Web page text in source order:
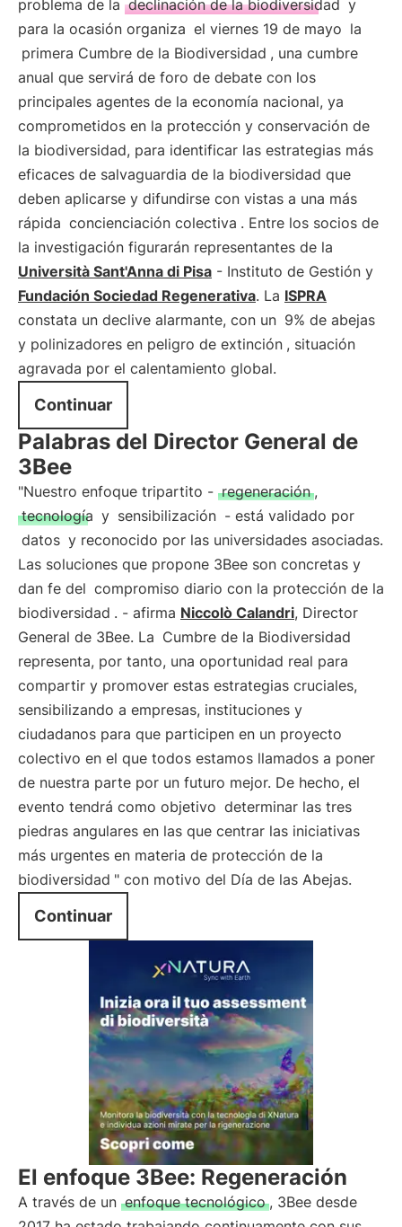
problema de la declinación de la biodiversidad y
para la ocasión organiza el viernes 19 de mayo la
primera Cumbre de la Biodiversidad , una cumbre
anual que servirá de foro de debate con los
principales agentes de la economía nacional, ya
comprometidos en la protección y conservación de
la biodiversidad, para identificar las estrategias más
eficaces de salvaguardia de la biodiversidad que
deben aplicarse y difundirse con vistas a una más
rápida concienciación colectiva . Entre los socios de
la investigación figurarán representantes de la
Università Sant'Anna di Pisa - Instituto de Gestión y
Fundación Sociedad Regenerativa. La ISPRA
constata un declive alarmante, con un 9% de abejas
y polinizadores en peligro de extinción , situación
agravada por el calentamiento global.
Continuar
Palabras del Director General de
3Bee
"Nuestro enfoque tripartito - regeneración ,
tecnología y sensibilización - está validado por
datos y reconocido por las universidades asociadas.
Las soluciones que propone 3Bee son concretas y
dan fe del compromiso diario con la protección de la
biodiversidad . - afirma Niccolò Calandri, Director
General de 3Bee. La Cumbre de la Biodiversidad
representa, por tanto, una oportunidad real para
compartir y promover estas estrategias cruciales,
sensibilizando a empresas, instituciones y
ciudadanos para que participen en un proyecto
colectivo en el que todos estamos llamados a poner
de nuestra parte por un futuro mejor. De hecho, el
evento tendrá como objetivo determinar las tres
piedras angulares en las que centrar las iniciativas
más urgentes en materia de protección de la
biodiversidad " con motivo del Día de las Abejas.
Continuar
El enfoque 3Bee: Regeneración
A través de un enfoque tecnológico , 3Bee desde